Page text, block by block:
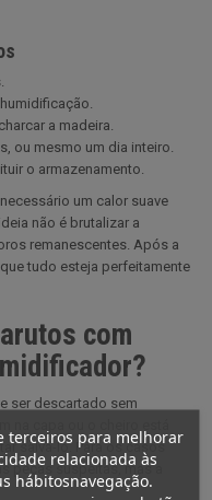
terceiros para melhorar
relacionada às
hábitosnavegação.
a madeira.
ou mesmo um dia inteiro.
o armazenamento.
um calor suave
não é brutalizar a
remanescentes. Após a
tudo esteja perfeitamente
com
ser descartado sem
salvá-lo. Para os casos
peças suspeitas, mas a